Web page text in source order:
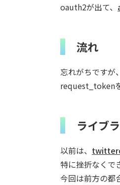
oauth2が出て、
流れ
忘れがちですが、
request_token
ライブ
以前は、
特に挫折なくで
今回は前方の都